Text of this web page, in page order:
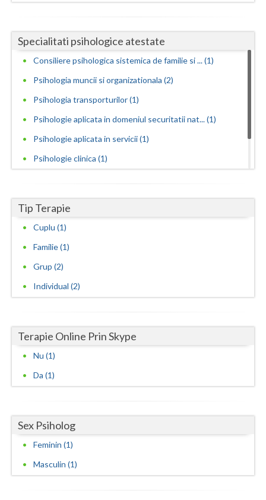
Specialitati psihologice atestate
Consiliere psihologica sistemica de familie si ... (1)
Psihologia muncii si organizationala (2)
Psihologia transporturilor (1)
Psihologie aplicata in domeniul securitatii nat... (1)
Psihologie aplicata in servicii (1)
Psihologie clinica (1)
Psihoterapie sistemica de familie si cuplu (1)
Tip Terapie
Cuplu (1)
Familie (1)
Grup (2)
Individual (2)
Terapie Online Prin Skype
Nu (1)
Da (1)
Sex Psiholog
Feminin (1)
Masculin (1)